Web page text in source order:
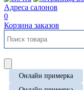
Адреса салонов
0
Корзина заказов
Онлайн примерка